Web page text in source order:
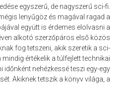
egyszerű, de nagyszerű sci-fi.
lenyűgöz és magával ragad a
együtt is érdemes elolvasni a
alkotó szerzőpáros első közös
fog tetszeni, akik szeretik a sci-
mindig értékelik a túlfejlett technikai
időnként nehézkessé teszi egy-egy
Akiknek tetszik a könyv világa, a